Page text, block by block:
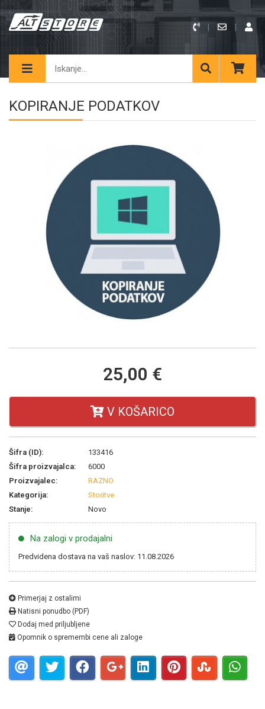
KOPIRANJE PODATKOV
25,00 €
V KOŠARICO
Šifra (ID):
133416
Šifra proizvajalca:
6000
Proizvajalec:
RAZNO
Kategorija:
Storitve
Stanje:
Novo
Na zalogi v prodajalni
Predvidena dostava na vaš naslov: 11.08.2026
Primerjaj z ostalimi
Natisni ponudbo (PDF)
Dodaj med priljubljene
Opomnik o spremembi cene ali zaloge